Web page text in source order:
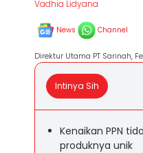
Vadhia Lidyana
News Channel
Direktur Utama PT Sarinah,
Intinya Sih
Kenaikan PPN
produknya unik